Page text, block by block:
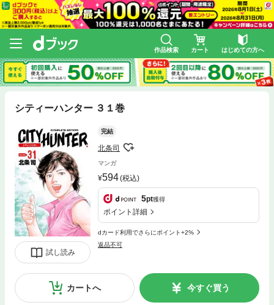
作品検索 カート はじめての方へ
シティーハンター ３１巻
試し読み
完結
北条司
マンガ
594(税込)
5pt獲得
ポイント詳細
dカード利用でさらにポイント+2%
返品不可
カートへ 今すぐ買う